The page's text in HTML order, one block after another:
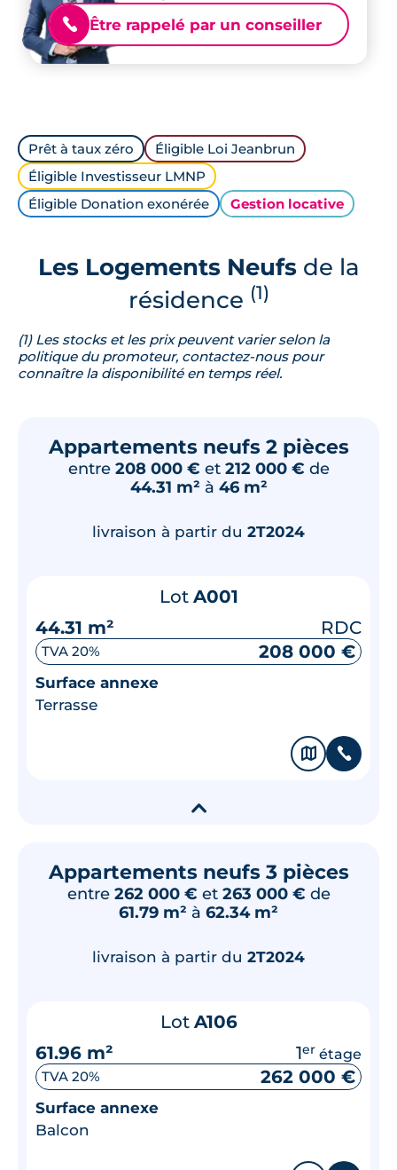
📞 Être rappelé par un conseiller
Prêt à taux zéro
Éligible Loi Jeanbrun
Éligible Investisseur LMNP
Éligible Donation exonérée
Gestion locative
Les Logements Neufsde la
résidence (1)
(1) Les stocks et les prix peuvent varier selon la
politique du promoteur, contactez-nous pour
connaître la disponibilité en temps réel.
Appartements neufs 2 pièces
entre 208 000 € et 212 000 € de
44.31 m² à 46 m²
livraison à partir du 2T2024
Lot A001
44.31 m²
RDC
TVA 20% 208 000 €
Surface annexe
Terrasse
🗞 📞
▾
Appartements neufs 3 pièces
entre 262 000 € et 263 000 € de
61.79 m² à 62.34 m²
livraison à partir du 2T2024
Lot A106
61.96 m²
1er étage
TVA 20% 262 000 €
Surface annexe
Balcon